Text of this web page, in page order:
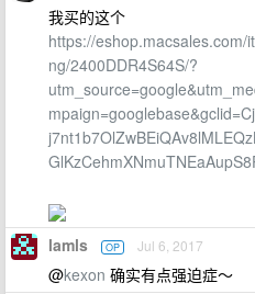
我买的这个
https://
ng/2400DDR4S64S/?
lamls OP Jul 6, 2017
@kexon 确实有点强迫症～